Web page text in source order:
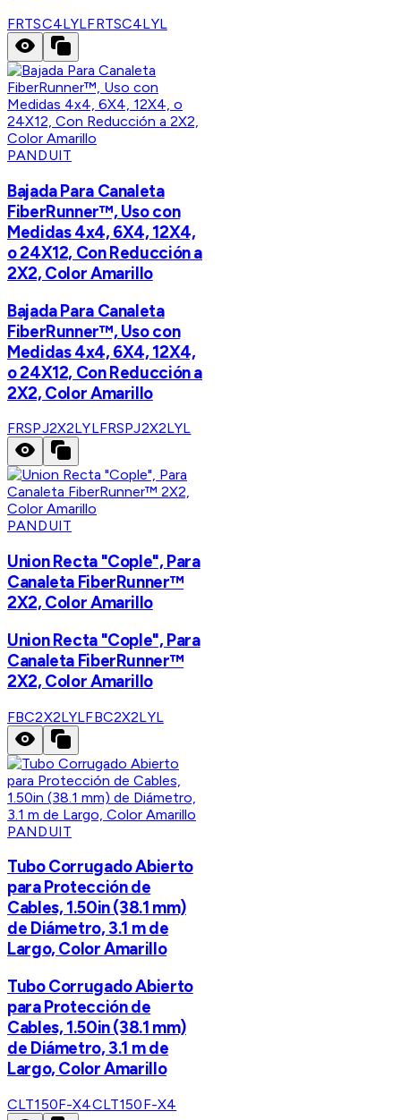
FRTSC4LYLFRTSC4LYL
PANDUIT
Bajada Para Canaleta
FiberRunner™, Uso con
Medidas 4x4, 6X4, 12X4,
o 24X12, Con Reducción a
2X2, Color Amarillo
Bajada Para Canaleta
FiberRunner™, Uso con
Medidas 4x4, 6X4, 12X4,
o 24X12, Con Reducción a
2X2, Color Amarillo
FRSPJ2X2LYLFRSPJ2X2LYL
PANDUIT
Union Recta "Cople", Para
Canaleta FiberRunner™
2X2, Color Amarillo
Union Recta "Cople", Para
Canaleta FiberRunner™
2X2, Color Amarillo
FBC2X2LYLFBC2X2LYL
PANDUIT
Tubo Corrugado Abierto
para Protección de
Cables, 1.50in (38.1 mm)
de Diámetro, 3.1 m de
Largo, Color Amarillo
Tubo Corrugado Abierto
para Protección de
Cables, 1.50in (38.1 mm)
de Diámetro, 3.1 m de
Largo, Color Amarillo
CLT150F-X4CLT150F-X4